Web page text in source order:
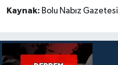
Kaynak: Bolu Nabız Gazetesi